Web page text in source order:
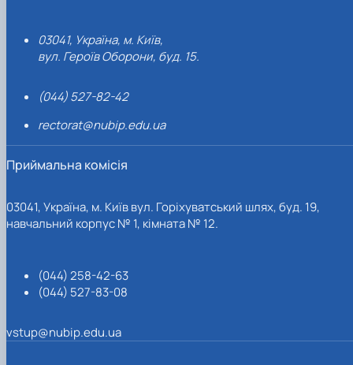
03041, Україна, м. Київ,
вул. Героїв Оборони, буд. 15.
(044) 527-82-42
rectorat@nubip.edu.ua
Приймальна комісія
03041, Україна, м. Київ вул. Горіхуватський шлях, буд. 19,
навчальний корпус № 1, кімната № 12.
(044) 258-42-63
(044) 527-83-08
vstup@nubip.edu.ua